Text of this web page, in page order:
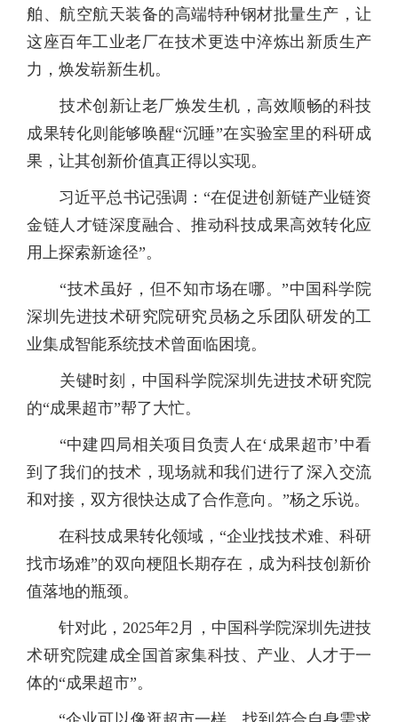
舶、航空航天装备的高端特种钢材批量生产，让
这座百年工业老厂在技术更迭中淬炼出新质生产
力，焕发崭新生机。
技术创新让老厂焕发生机，高效顺畅的科技
成果转化则能够唤醒“沉睡”在实验室里的科研成
果，让其创新价值真正得以实现。
习近平总书记强调：“在促进创新链产业链资
金链人才链深度融合、推动科技成果高效转化应
用上探索新途径”。
“技术虽好，但不知市场在哪。”中国科学院
深圳先进技术研究院研究员杨之乐团队研发的工
业集成智能系统技术曾面临困境。
关键时刻，中国科学院深圳先进技术研究院
的“成果超市”帮了大忙。
“中建四局相关项目负责人在‘成果超市’中看
到了我们的技术，现场就和我们进行了深入交流
和对接，双方很快达成了合作意向。”杨之乐说。
在科技成果转化领域，“企业找技术难、科研
找市场难”的双向梗阻长期存在，成为科技创新价
值落地的瓶颈。
针对此，2025年2月，中国科学院深圳先进技
术研究院建成全国首家集科技、产业、人才于一
体的“成果超市”。